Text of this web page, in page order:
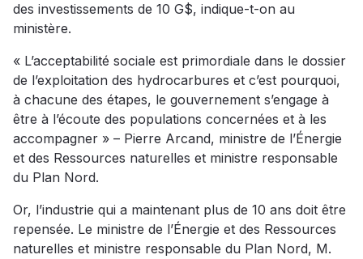
des investissements de 10 G$, indique-t-on au
ministère.
« L’acceptabilité sociale est primordiale dans le dossier
de l’exploitation des hydrocarbures et c’est pourquoi,
à chacune des étapes, le gouvernement s’engage à
être à l’écoute des populations concernées et à les
accompagner » – Pierre Arcand, ministre de l’Énergie
et des Ressources naturelles et ministre responsable
du Plan Nord.
Or, l’industrie qui a maintenant plus de 10 ans doit être
repensée. Le ministre de l’Énergie et des Ressources
naturelles et ministre responsable du Plan Nord, M.